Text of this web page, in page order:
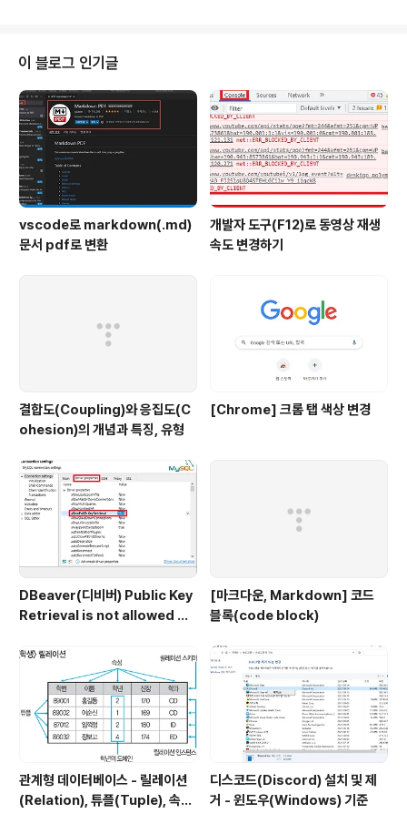
이 블로그 인기글
vscode로 markdown(.md)
문서 pdf로 변환
개발자 도구(F12)로 동영상 재생
속도 변경하기
결합도(Coupling)와 응집도(C
ohesion)의 개념과 특징, 유형
[Chrome] 크롬 탭 색상 변경
DBeaver(디비버) Public Key
Retrieval is not allowed 에
[마크다운, Markdown] 코드
블록(code block)
관계형 데이터베이스 - 릴레이션
(Relation), 튜플(Tuple), 속성
디스코드(Discord) 설치 및 제
거 - 윈도우(Windows) 기준